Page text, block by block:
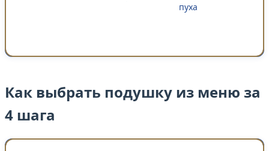
пуха
Как выбрать подушку из меню за
4 шага